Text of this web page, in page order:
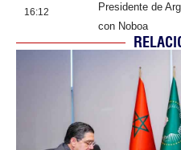
16:12
Presidente de
con Noboa